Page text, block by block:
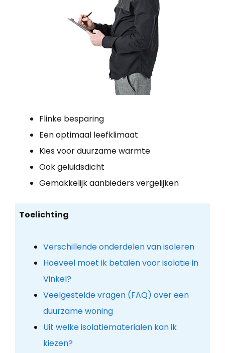
Flinke besparing
Een optimaal leefklimaat
Kies voor duurzame warmte
Ook geluidsdicht
Gemakkelijk aanbieders vergelijken
Toelichting
Verschillende onderdelen van isoleren
Hoeveel moet ik betalen voor isolatie in
Vinkel?
Veelgestelde vragen (FAQ) over een
duurzame woning
Uit welke isolatiematerialen kan ik
kiezen?